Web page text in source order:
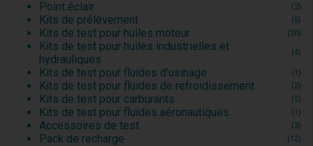
Point éclair (2)
Kits de prélèvement (5)
Kits de test pour huiles moteur (20)
Kits de test pour huiles industrielles et
hydrauliques
(4)
Kits de test pour fluides d’usinage (1)
Kits de test pour fluides de refroidissement (2)
Kits de test pour carburants (5)
Kits de test pour fluides aéronautiques (1)
Accessoires de test (3)
Pack de recharge (12)